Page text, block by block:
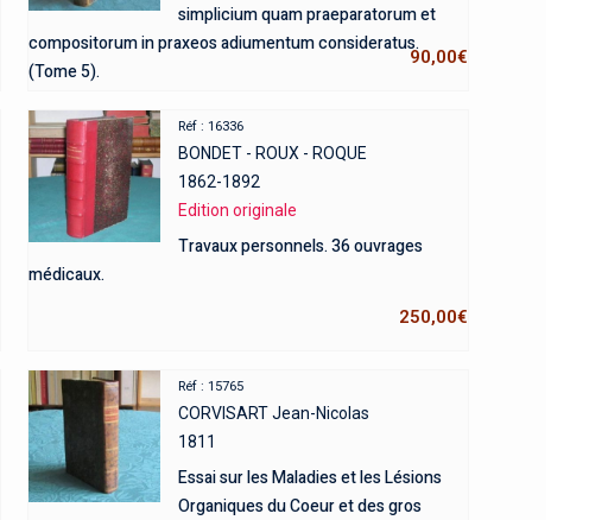
simplicium quam praeparatorum et
compositorum in praxeos adiumentum consideratus.
(Tome 5).
90,00€
Réf : 16336
BONDET - ROUX - ROQUE
1862-1892
Edition originale
Travaux personnels. 36 ouvrages
médicaux.
250,00€
Réf : 15765
CORVISART Jean-Nicolas
1811
Essai sur les Maladies et les Lésions
Organiques du Coeur et des gros